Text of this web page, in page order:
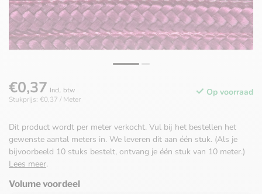
€0,37 Incl. btw
Stukprijs: €0,37 / Meter
Op voorraad
Dit product wordt per meter verkocht. Vul bij het bestellen het
gewenste aantal meters in. We leveren dit aan één stuk. (Als je
bijvoorbeeld 10 stuks bestelt, ontvang je één stuk van 10 meter.)
Lees meer.
Volume voordeel